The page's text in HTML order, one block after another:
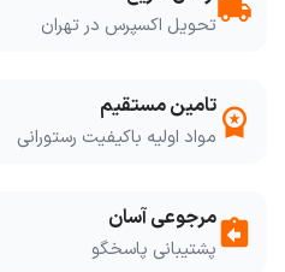
local_shippingتحویل اکسپرس در تهران
workspace_premium تامین مستقیم
مواد اولیه باکیفیت رستورانی
assignment_returnمرجوعی آسان
پشتیبانی پاسخگو